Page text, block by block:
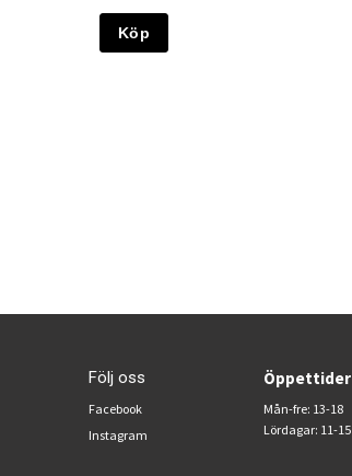
Köp
Följ oss
Facebook
Instagram
Öppettider
Mån-fre: 13-18
Lördagar: 11-15